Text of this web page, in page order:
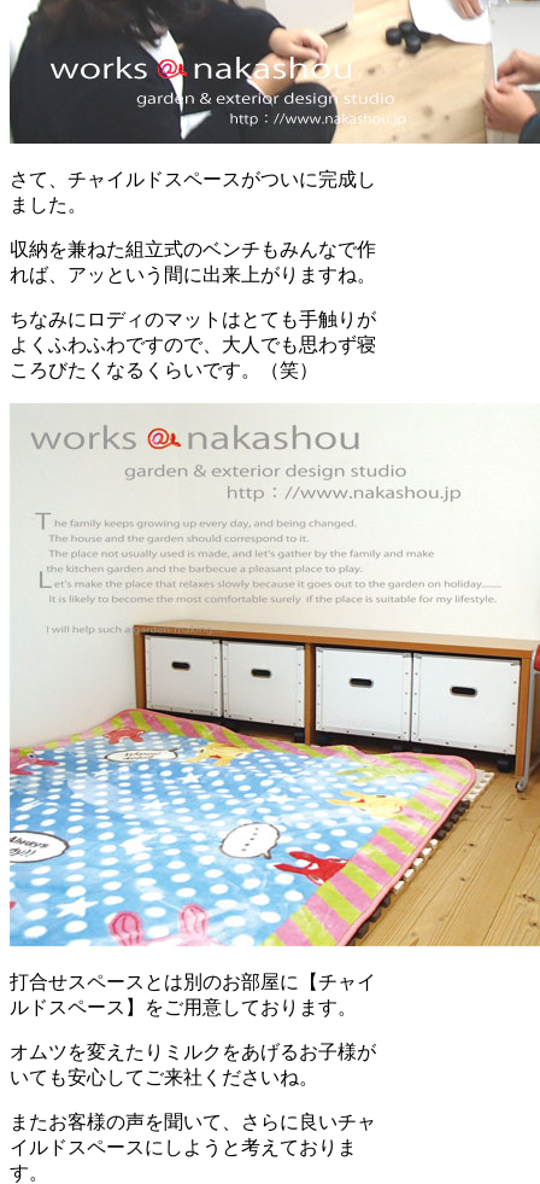
さて、チャイルドスペースがついに完成し
ました。
収納を兼ねた組立式のベンチもみんなで作
れば、アッという間に出来上がりますね。
ちなみにロディのマットはとても手触りが
よくふわふわですので、大人でも思わず寝
ころびたくなるくらいです。（笑）
打合せスペースとは別のお部屋に【チャイ
ルドスペース】をご用意しております。
オムツを変えたりミルクをあげるお子様が
いても安心してご来社くださいね。
またお客様の声を聞いて、さらに良いチャ
イルドスペースにしようと考えておりま
す。